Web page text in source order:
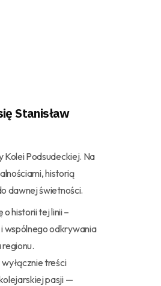
Stanisław
Kolei Podsudeckiej. Na
historią
dawnej świetności.
o historii tej linii –
wspólnego odkrywania
treści
pasji —